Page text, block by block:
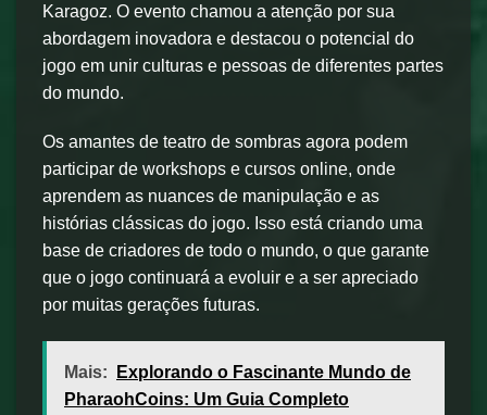
Karagoz. O evento chamou a atenção por sua
abordagem inovadora e destacou o potencial do
jogo em unir culturas e pessoas de diferentes partes
do mundo.
Os amantes de teatro de sombras agora podem
participar de workshops e cursos online, onde
aprendem as nuances de manipulação e as
histórias clássicas do jogo. Isso está criando uma
base de criadores de todo o mundo, o que garante
que o jogo continuará a evoluir e a ser apreciado
por muitas gerações futuras.
Mais:
Explorando o Fascinante Mundo de
PharaohCoins: Um Guia Completo